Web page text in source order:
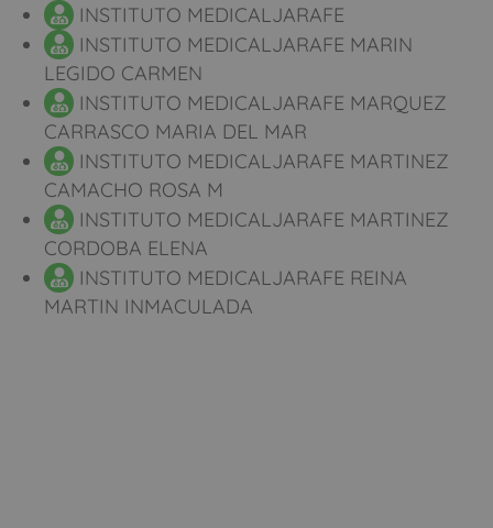
INSTITUTO MEDICALJARAFE
INSTITUTO MEDICALJARAFE MARIN
LEGIDO CARMEN
INSTITUTO MEDICALJARAFE MARQUEZ
CARRASCO MARIA DEL MAR
INSTITUTO MEDICALJARAFE MARTINEZ
CAMACHO ROSA M
INSTITUTO MEDICALJARAFE MARTINEZ
CORDOBA ELENA
INSTITUTO MEDICALJARAFE REINA
MARTIN INMACULADA